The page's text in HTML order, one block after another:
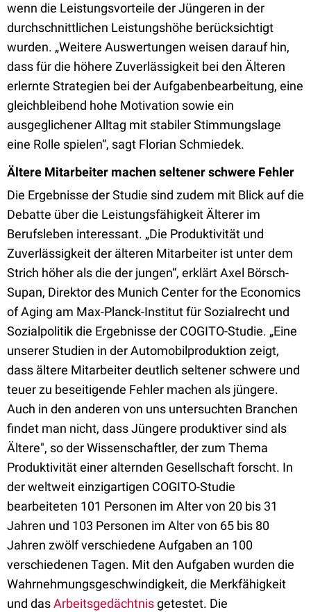
wenn die Leistungsvorteile der Jüngeren in der
durchschnittlichen Leistungshöhe berücksichtigt
wurden. „Weitere Auswertungen weisen darauf hin,
dass für die höhere Zuverlässigkeit bei den Älteren
erlernte Strategien bei der Aufgabenbearbeitung, eine
gleichbleibend hohe Motivation sowie ein
ausgeglichener Alltag mit stabiler Stimmungslage
eine Rolle spielen“, sagt Florian Schmiedek.
Ältere Mitarbeiter machen seltener schwere Fehler
Die Ergebnisse der Studie sind zudem mit Blick auf die
Debatte über die Leistungsfähigkeit Älterer im
Berufsleben interessant. „Die Produktivität und
Zuverlässigkeit der älteren Mitarbeiter ist unter dem
Strich höher als die der jungen“, erklärt Axel Börsch-
Supan, Direktor des Munich Center for the Economics
of Aging am Max-Planck-Institut für Sozialrecht und
Sozialpolitik die Ergebnisse der COGITO-Studie. „Eine
unserer Studien in der Automobilproduktion zeigt,
dass ältere Mitarbeiter deutlich seltener schwere und
teuer zu beseitigende Fehler machen als jüngere.
Auch in den anderen von uns untersuchten Branchen
findet man nicht, dass Jüngere produktiver sind als
Ältere", so der Wissenschaftler, der zum Thema
Produktivität einer alternden Gesellschaft forscht. In
der weltweit einzigartigen COGITO-Studie
bearbeiteten 101 Personen im Alter von 20 bis 31
Jahren und 103 Personen im Alter von 65 bis 80
Jahren zwölf verschiedene Aufgaben an 100
verschiedenen Tagen. Mit den Aufgaben wurden die
Wahrnehmungsgeschwindigkeit, die Merkfähigkeit
und dasArbeitsgedächtnisgetestet. Die